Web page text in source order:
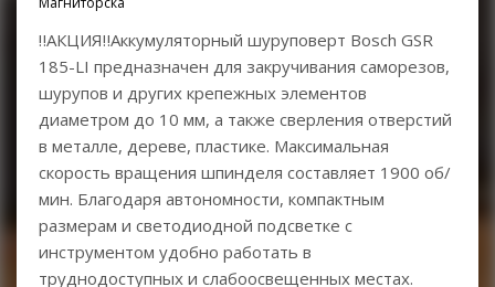
‼АКЦИЯ‼Аккумуляторный шуруповерт Bosch GSR
185-LI предназначен для закручивания саморезов,
шурупов и других крепежных элементов
диаметром до 10 мм, а также сверления отверстий
в металле, дереве, пластике. Максимальная
скорость вращения шпинделя составляет 1900 об/
мин. Благодаря автономности, компактным
размерам и светодиодной подсветке с
инструментом удобно работать в
труднодоступных и слабоосвещенных местах.